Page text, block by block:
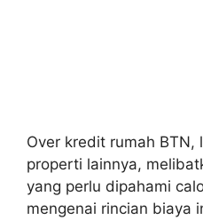
Over kredit rumah
properti lainnya,
yang perlu dipahami
mengenai rincian biaya